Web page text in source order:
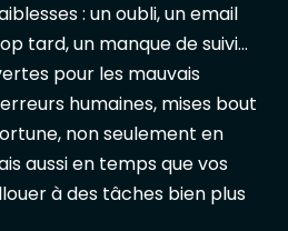
: un oubli, un email
tard, un manque de suivi...
pour les mauvais
humaines, mises bout
non seulement en
aussi en temps que vos
à des tâches bien plus